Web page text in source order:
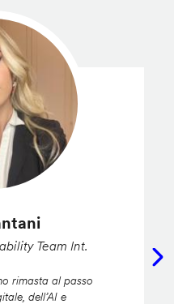
Team Int.
rimasta al passo
dell’AI e